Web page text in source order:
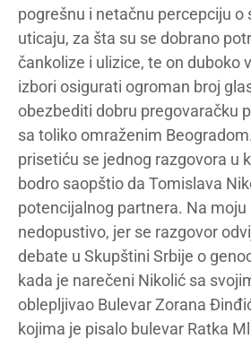
pogrešnu i netačnu percepciju o
uticaju, za šta su se dobrano
čankolize i ulizice, te on duboko
izbori osigurati ogroman broj
obezbediti dobru pregovaračku
sa toliko omraženim
prisetiću se jednog razgovora u
bodro saopštio da Tomislava
potencijalnog partnera. Na
nedopustivo, jer se razgovor
debate u Skupštini Srbije o
kada je narečeni Nikolić sa
oblepljivao Bulevar Zorana
kojima je pisalo bulevar Ratka